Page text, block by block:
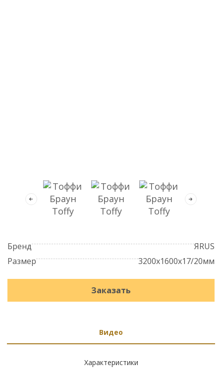
Бренд
ЯRUS
Размер
3200x1600x17/20мм
Заказать
Видео
Характеристики